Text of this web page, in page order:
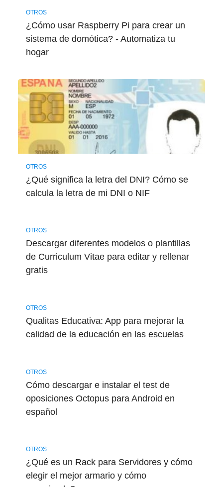
OTROS
¿Cómo usar Raspberry Pi para crear un
sistema de domótica? - Automatiza tu
hogar
OTROS
¿Qué significa la letra del DNI? Cómo se
calcula la letra de mi DNI o NIF
OTROS
Descargar diferentes modelos o plantillas
de Curriculum Vitae para editar y rellenar
gratis
OTROS
Qualitas Educativa: App para mejorar la
calidad de la educación en las escuelas
OTROS
Cómo descargar e instalar el test de
oposiciones Octopus para Android en
español
OTROS
¿Qué es un Rack para Servidores y cómo
elegir el mejor armario y cómo